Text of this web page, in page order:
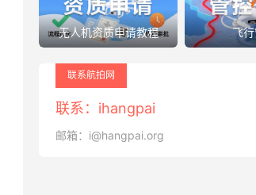
无人机资质申请教程 飞
联系航拍网
联系：ihangpai
邮箱：i@hangpai.org